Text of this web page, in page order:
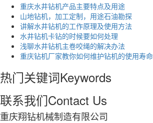
重庆水井钻机产品主要特点及用途
山地钻机，加工定制，用途石油勘探
讲解水井钻机的工作原理及使用方法
水井钻机卡钻的时候要如何处理
浅聊水井钻机主卷咬绳的解决办法
重庆钻机厂家教你如何维护钻机的使用寿命
热门关键词Keywords
联系我们Contact Us
重庆翔钻机械制造有限公司